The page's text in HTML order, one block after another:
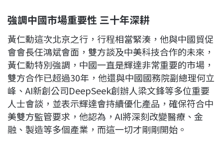
強調中國市場重要性 三十年深耕
黃仁勳這次北京之行，行程相當緊湊，他與中國貿促
會會長任鴻斌會面，雙方談及中美科技合作的未來，
黃仁勳特別強調，中國一直是輝達非常重要的市場，
雙方合作已超過30年，他還與中國國務院副總理何立
峰、AI新創公司DeepSeek創辦人梁文鋒等多位重要
人士會談，並表示輝達會持續優化產品，確保符合中
美雙方監管要求，他認為，AI將深刻改變醫療、金
融、製造等多個產業，而這一切才剛剛開始。